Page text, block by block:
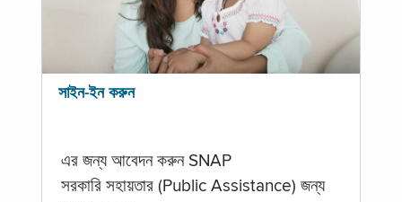
সাইন-ইন করুন
এর জন্য আবেদন করুন SNAP
সরকারি সহায়তার (Public Assistance) জন্য